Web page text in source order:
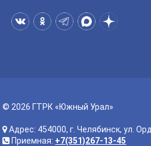
© 2026 ГТРК «Южный Урал»
Адрес: 454000, г. Челябинск, ул.
Приемная: +7(351)267-13-45